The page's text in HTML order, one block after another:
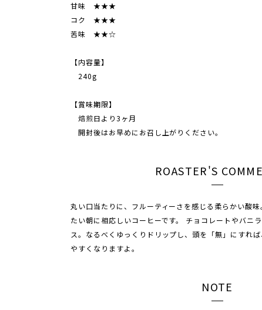
甘味 ★★★
コク ★★★
苦味 ★★☆
【内容量】
240g
【賞味期限】
焙煎日より3ヶ月
開封後はお早めにお召し上がりください。
ROASTER'S
丸い口当たりに、フルーティーさを感じる柔らかい酸
たい朝に相応しいコーヒーです。 チョコレートやバニ
ス。なるべくゆっくりドリップし、頭を「無」にすれ
やすくなりますよ。
NOTE